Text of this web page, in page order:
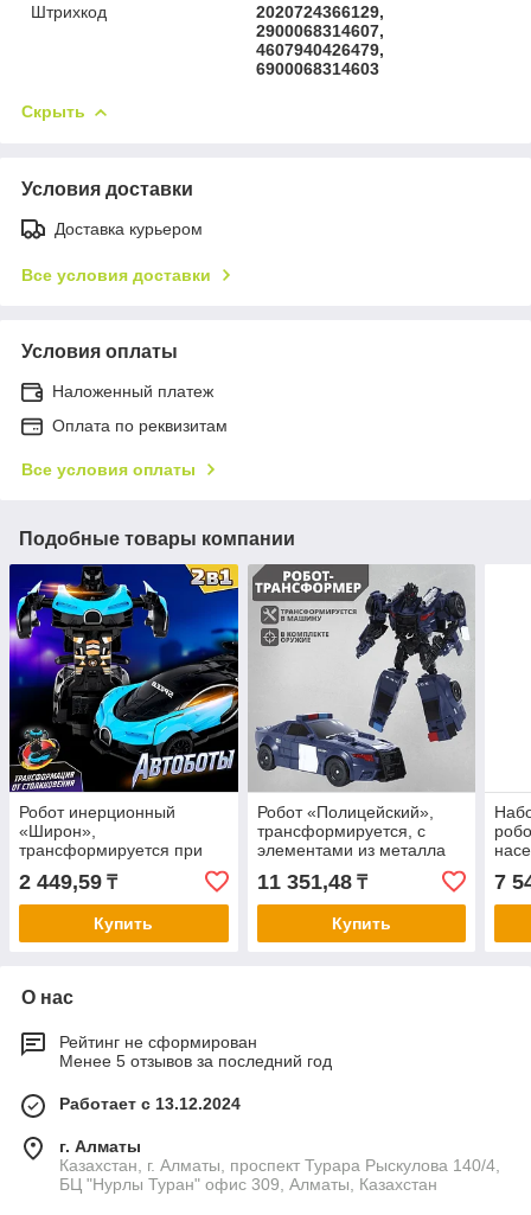
Штрихкод
2020724366129,
2900068314607,
4607940426479,
6900068314603
Скрыть
Условия доставки
Доставка курьером
Все условия доставки
Условия оплаты
Наложенный платеж
Оплата по реквизитам
Все условия оплаты
Подобные товары компании
Робот инерционный
«Широн»,
трансформируется при
столкновении, цвета
МИКС
2 449,59 ₸
Купить
Робот «Полицейский»,
трансформируется, с
элементами из металла
11 351,48₸
Купить
7
О нас
Рейтинг не сформирован
Менее 5 отзывов за последний год
Работает с 13.12.2024
г. Алматы
Казахстан, г. Алматы, проспект Турара Рыскулова 140/4,
БЦ "Нурлы Туран" офис 309, Алматы, Казахстан